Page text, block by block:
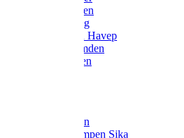
Werkbroeken
Zaagkleding
Werkjassen Havep
Thermohemden
Overhemden
Werksokken
Schoenklompen Sika